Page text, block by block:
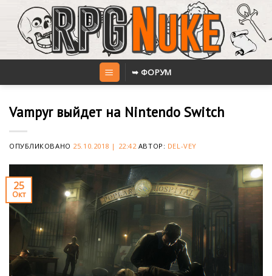
content
➥ ФОРУМ
Vampyr выйдет на Nintendo Switch
ОПУБЛИКОВАНО 25.10.2018 | 22:42АВТОР: DEL-VEY
25
Окт